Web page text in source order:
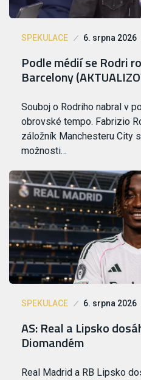
SPEKULACE 6. srpna 2026
Podle médií se Rodri
Barcelony
Souboj o Rodriho nabral v
obrovské tempo. Fabrizio
záložník Manchesteru City
možnosti…
SPEKULACE 6. srpna 2026
AS: Real a Lipsko
Diomandém
Real Madrid a RB Lipsko